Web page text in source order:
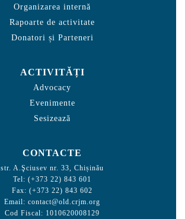
Organizarea internă
Rapoarte de activitate
Donatori și Parteneri
ACTIVITĂȚI
Advocacy
Evenimente
Sesizează
CONTACTE
str. A.Şciusev nr. 33, Chișinău
Tel: (+373 22) 843 601
Fax: (+373 22) 843 602
Email: contact@old.crjm.org
Cod Fiscal: 1010620008129